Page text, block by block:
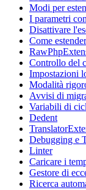
Modi per
I parametri
Disattivare
Come
Controllo del
Impostazioni
Modalità
Avvisi di
Variabili di
Dedent
Debugging e
Linter
Caricare i
Gestore di
Ricerca